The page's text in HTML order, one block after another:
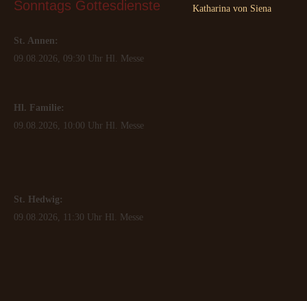
Sonntags Gottesdienste
St. Annen:
09.08.2026, 09:30 Uhr Hl. Messe
Hl. Familie:
09.08.2026, 10:00 Uhr Hl. Messe
St. Hedwig:
09.08.2026, 11:30 Uhr Hl. Messe
Katharina von Siena